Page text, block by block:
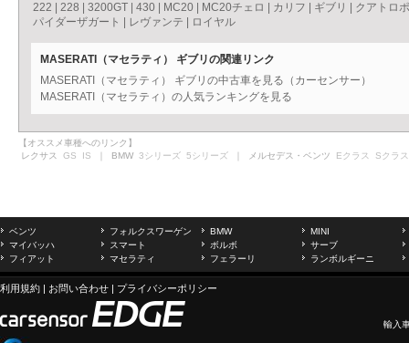
222
228 3200GT 430 MC20 MC20チェロ カリフ ギブリ
クアトロ
パイダーザガート
レヴァンテ ロイヤル
MASERATI（マセラティ） ギブリの関連リンク
MASERATI（マセラティ） ギブリの中古車を見る（カーセンサー）
MASERATI（マセラティ）の人気ランキングを見る
【オススメ車種へのリンク】
レクサス GS IS ｜ BMW 3シリーズ 5シリーズ ｜ メルセデス・ベンツ Eクラス Sクラス
ベンツ フォルクスワーゲン BMW
MINI
マイバッハ
スマート ボルボ
サーブ
フィアット
マセラティ フェラーリ ランボルギーニ
利用規約 | お問い合わせ | プライバシーポリシー
輸入